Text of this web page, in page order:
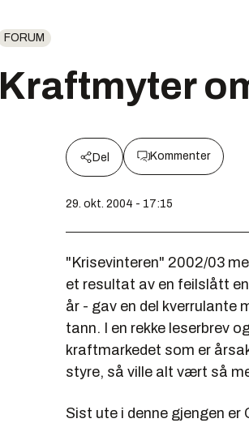
FORUM
Kraftmyter
Del Kommenter
29. okt. 2004 - 17:15
"Krisevinteren" 2002/03
et resultat av en feilslått
år - gav en del kverrulante
tann. I en rekke leserbrev
kraftmarkedet som er
styre, så ville alt vært så
Sist ute i denne gjengen